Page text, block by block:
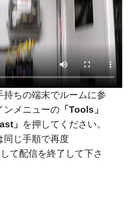
持ちの端末でルームに参
ンメニューの「Tools」
」 を押してください。
同じ手順で再度
て配信を終了して下さ